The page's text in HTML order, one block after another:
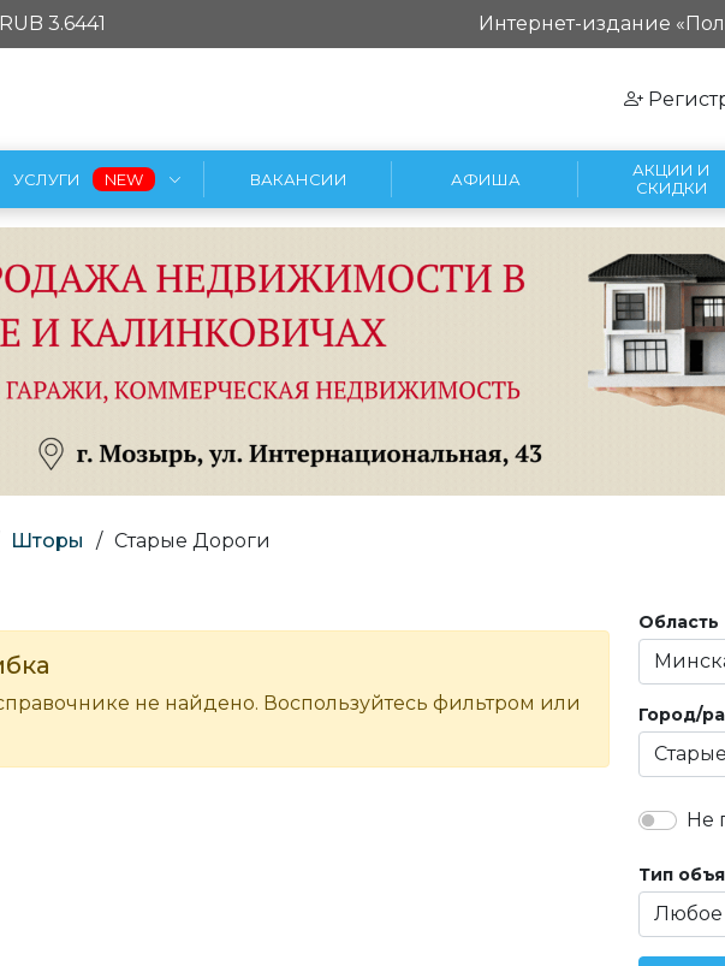
3.6441 Интернет-издание
УСЛУГИ ВАКАНСИИ АФИША
АКЦИИ И
СКИДКИ
Шторы / Старые Дороги
не найдено. Воспользуйтесь фильтром или
Область
Город/
Не
Тип